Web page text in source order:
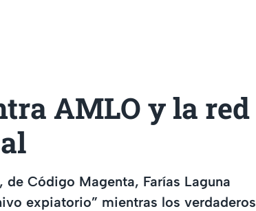
AMLO y la red
Código Magenta, Farías Laguna
expiatorio” mientras los verdaderos